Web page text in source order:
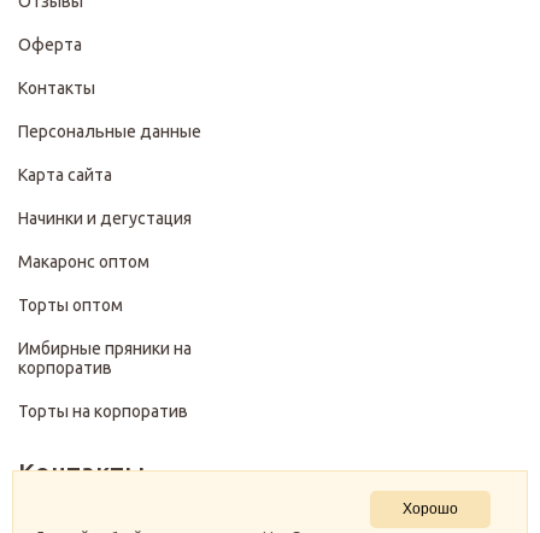
Оферта
Контакты
Персональные данные
Карта сайта
Начинки и дегустация
Макаронс оптом
Торты оптом
Имбирные пряники на
корпоратив
Торты на корпоратив
Контакты
Хорошо